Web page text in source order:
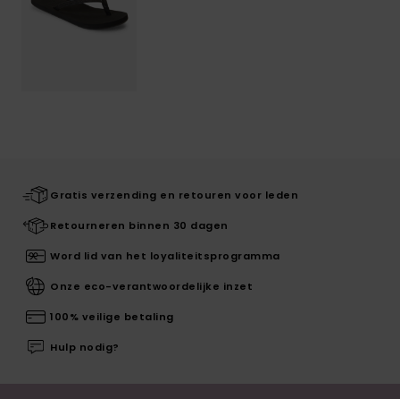
Gratis verzending en retouren voor leden
Retourneren binnen 30 dagen
Word lid van het loyaliteitsprogramma
Onze eco-verantwoordelijke inzet
100% veilige betaling
Hulp nodig?